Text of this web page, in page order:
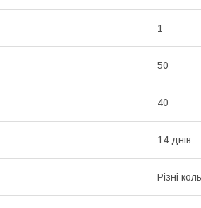
1
50
40
14 днів
Різні